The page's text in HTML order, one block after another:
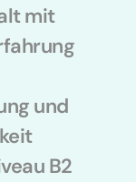
mit
und
B2